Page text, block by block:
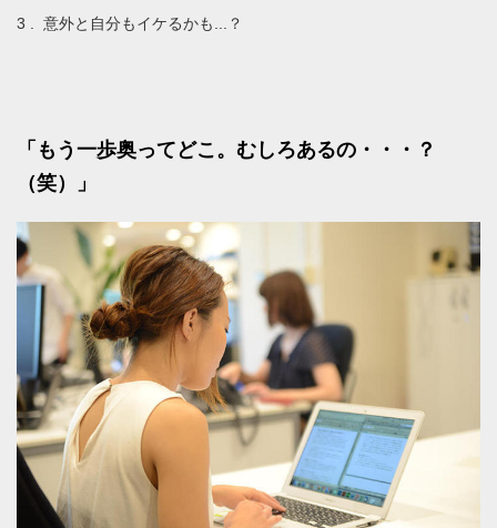
意外と自分もイケるかも...？
「もう一歩奥ってどこ。むしろあるの・・・？
（笑）」